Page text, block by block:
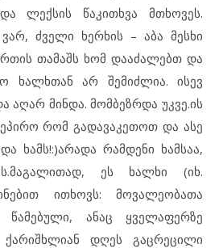
ლექსის წაკითხვა მთხოვეს.
ძველი ხერხის – აბა მესხი
თამაშს ხომ დააძალებთ და
ხალხთან არ შემიძლია. ისევ
აღარ მინდა. მომბეზრდა უკვე.ის
რომ გადავაკეთოთ და ასე
ხამს!:)არადა რამდენი ხამსაა,
ეს ხალხი (იხ.
ითხოვს: მოვალეობათა
წამებული, ანაც ყველაფერზე
ქარიშხლიან დღეს გაცრეცილი